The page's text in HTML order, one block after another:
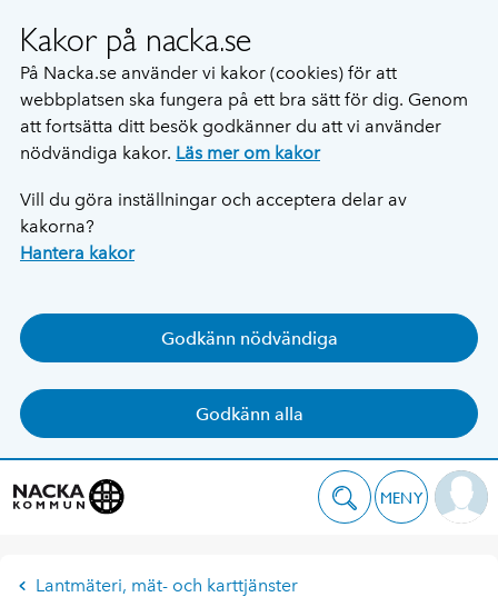
Kakor på nacka.se
På Nacka.se använder vi kakor (cookies) för att
webbplatsen ska fungera på ett bra sätt för dig. Genom
att fortsätta ditt besök godkänner du att vi använder
nödvändiga kakor. Läs mer om kakor
Vill du göra inställningar och acceptera delar av
kakorna?
Hantera kakor
Godkänn nödvändiga
Godkänn alla
MENY
Lantmäteri, mät- och karttjänster